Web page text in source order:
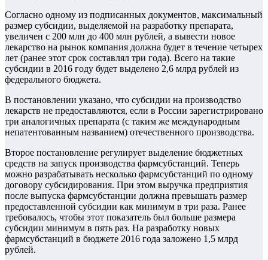
Согласно одному из подписанных документов, максимальный
размер субсидии, выделяемой на разработку препарата,
увеличен с 200 млн до 400 млн рублей, а вывести новое
лекарство на рынок компания должна будет в течение четырех
лет (ранее этот срок составлял три года). Всего на такие
субсидии в 2016 году будет выделено 2,6 млрд рублей из
федерального бюджета.
В постановлении указано, что субсидии на производство
лекарств не предоставляются, если в России зарегистрировано
три аналогичных препарата (с таким же международным
непатентованным названием) отечественного производства.
Второе постановление регулирует выделение бюджетных
средств на запуск производства фармсубстанций. Теперь
можно разрабатывать несколько фармсубстанций по одному
договору субсидирования. При этом выручка предприятия
после выпуска фармсубстанции должна превышать размер
предоставленной субсидии как минимум в три раза. Ранее
требовалось, чтобы этот показатель был больше размера
субсидии минимум в пять раз. На разработку новых
фармсубстанций в бюджете 2016 года заложено 1,5 млрд
рублей.